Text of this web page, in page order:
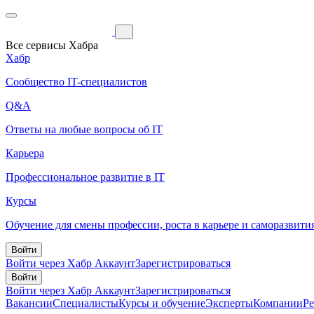
Все сервисы Хабра
Хабр
Сообщество IT-специалистов
Q&A
Ответы на любые вопросы об IT
Карьера
Профессиональное развитие в IT
Курсы
Обучение для смены профессии, роста в карьере и
Войти
Войти через Хабр АккаунтЗарегистрироваться
Войти
Войти через Хабр АккаунтЗарегистрироваться
ВакансииСпециалистыКурсы и обучениеЭкспертыКомпании